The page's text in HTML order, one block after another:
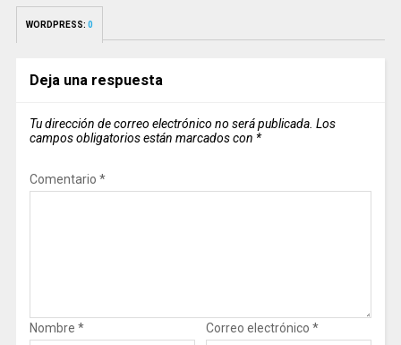
WORDPRESS: 0
Deja una respuesta
Tu dirección de correo electrónico no será publicada. Los
campos obligatorios están marcados con *
Comentario *
Nombre * Correo electrónico *